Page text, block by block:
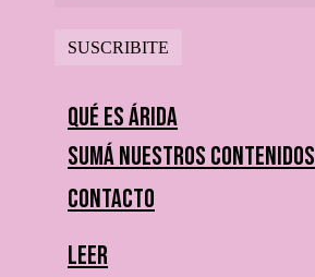
Qué es Árida
Sumá nuestros contenidos
Contacto
Leer